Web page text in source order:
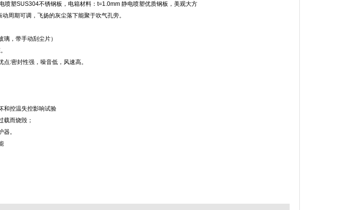
电喷塑SUS304不锈钢板，电箱材料：t=1.0mm 静电喷塑优质钢板，美观大方
期可调，飞扬的灰尘落下能聚于吹气孔旁。
，带手动刮尘片）
封性强，噪音低，风速高。
和控温失控影响试验
而烧毁；
。